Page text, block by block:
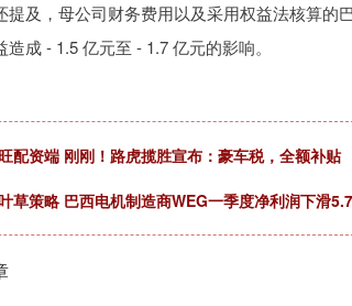
提及，母公司财务费用以及采用权益法核算
成 - 1.5 亿元至 - 1.7 亿元的影响。
配资端 刚刚！路虎揽胜宣布：豪车税，全额补贴
草策略 巴西电机制造商WEG一季度净利润下滑